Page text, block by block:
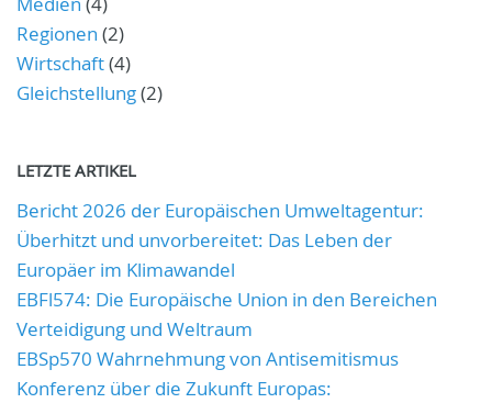
Regionen (2)
Wirtschaft(4)
Gleichstellung(2)
LETZTE ARTIKEL
Bericht 2026 der Europäischen Umweltagentur:
Überhitzt und unvorbereitet: Das Leben der
Europäer im Klimawandel
EBFl574: Die Europäische Union in den Bereichen
Verteidigung und Weltraum
EBSp570 Wahrnehmung von Antisemitismus
Konferenz über die Zukunft Europas: